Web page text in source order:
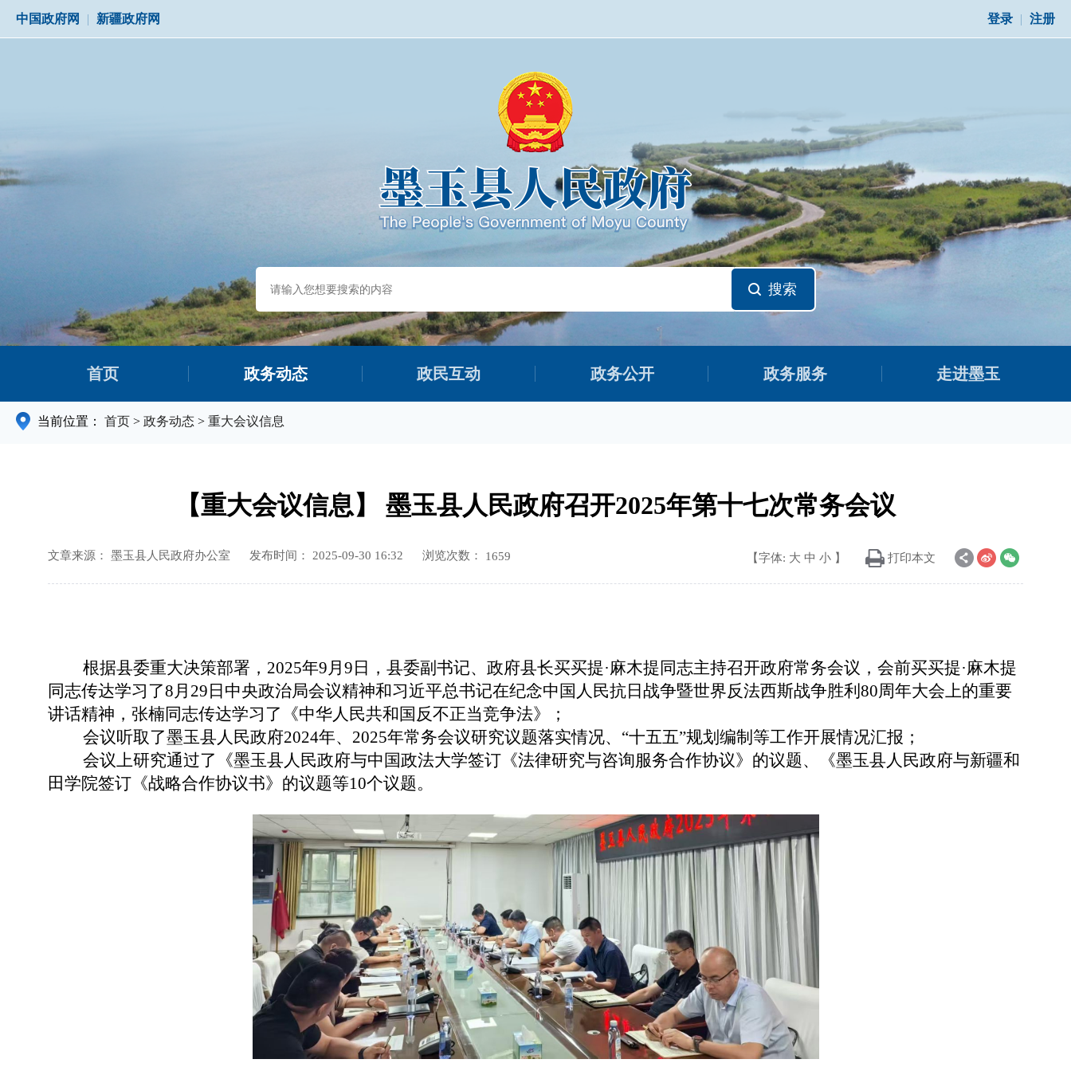
中国政府网 | 新疆政府网 登录 | 注册
搜索
首页 政务动态 政民互动 政务公开 政务服务 走进墨玉
当前位置： 首页 > 政务动态 > 重大会议信息
【重大会议信息】 墨玉县人民政府召开2025年第十七次常务会议
文章来源： 墨玉县人民政府办公室 发布时间： 2025-09-30 16:32 浏览次数： 1659 【字体: 大 中 小 】 打印本文
根据县委重大决策部署， 2025年9月9日，县委副书记、政府县长买买提·麻木提同志主持召开政府常务会议，会前买买提·麻木提
同志传达学习了8月29日中央政治局会议精神和习近平总书记在纪念中国人民抗日战争暨世界反法西斯战争胜利80周年大会上的重要
讲话精神，张楠同志传达学习了《中华人民共和国反不正当竞争法》；
会议听取了墨玉县人民政府2024年、2025年常务会议研究议题落实情况、 “十五五”规划编制等工作开展情况汇报；
会议上研究通过了
《墨玉县人民政府与中国政法大学签订《法律研究与咨询服务合作协议》的议题、 《墨玉县人民政府与新疆和
田学院签订《战略合作协议书》 的议题等10个议题。